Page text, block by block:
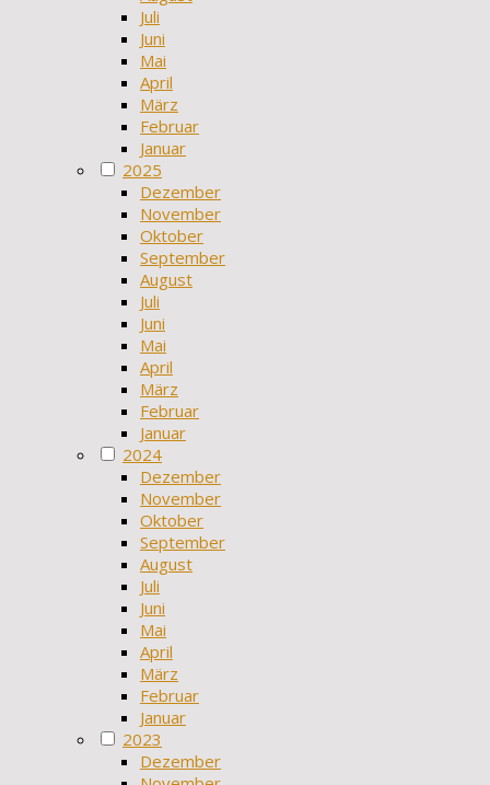
Juli
Juni
Mai
April
März
Februar
Januar
2025
Dezember
November
Oktober
September
August
Juli
Juni
Mai
April
März
Februar
Januar
2024
Dezember
November
Oktober
September
August
Juli
Juni
Mai
April
März
Februar
Januar
2023
Dezember